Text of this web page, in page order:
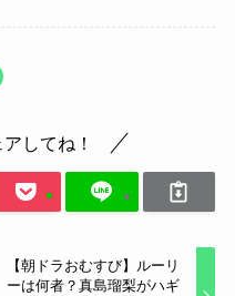
してね！
【朝ドラおむすび】ルーリ
ーは何者？真島瑠梨がハギ